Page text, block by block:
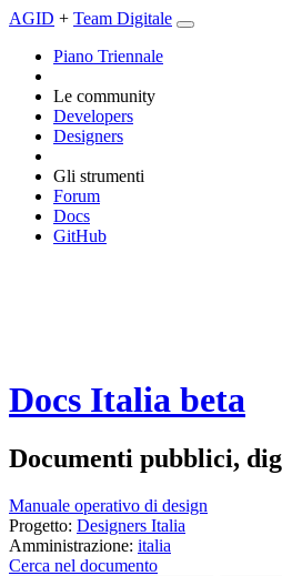
AGID + Team Digitale
Piano Triennale
Le community
Developers
Designers
Gli strumenti
Forum
Docs
GitHub
Docs Italia beta
Documenti pubblici,
Manuale operativo di design
Progetto: Designers Italia
Amministrazione: italia
Cerca nel documento